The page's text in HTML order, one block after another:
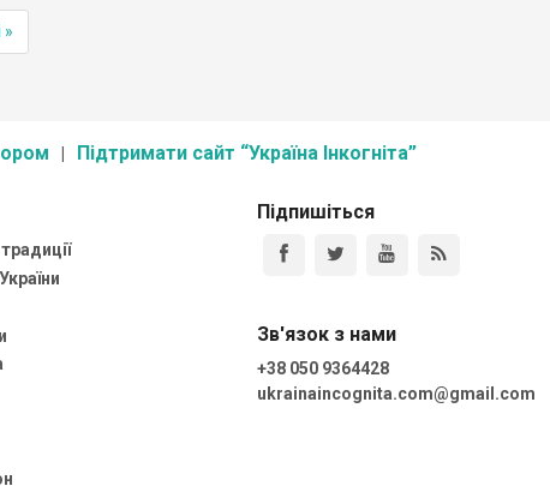
повернутися із чужих земель, після масової
Але їх тут все таки більше, ніж у більшості інших
»
Підтримати сайт “Україна Інкогніта”
традиції
Підпишіться
Зв'язок з нами
+38 050 9364428
ukrainaincognita.com@gmail.com